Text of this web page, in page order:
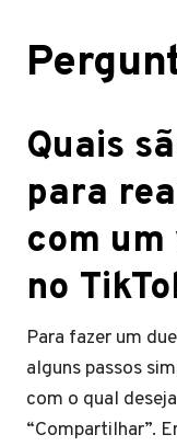
Quais
para
com
no
Para fazer um
alguns passos
com o qual
“Compartilhar”.